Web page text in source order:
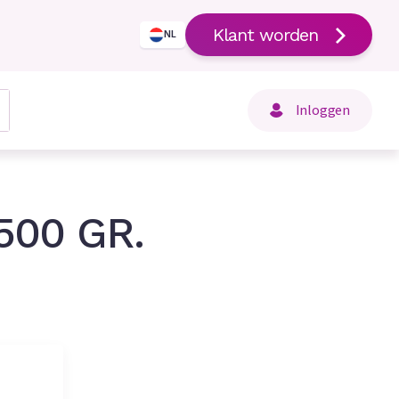
NL Klant worden
Inloggen
GR.